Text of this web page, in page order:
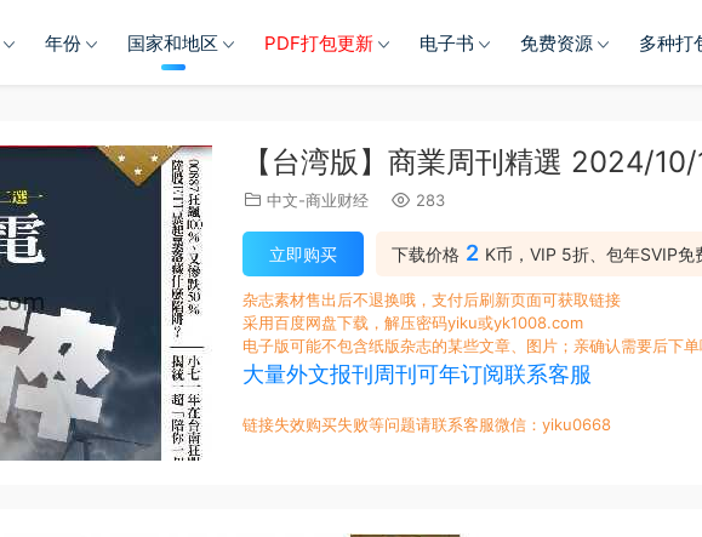
年份 国家和地区 PDF打包更新 电子书 免费资源 多种打
【台湾版】商業周刊精選 2024/
中文-商业财经 283
下载价格 2 K币，VIP 5折、包年SVIP免
立即购买
杂志素材售出后不退换哦，支付后刷新页面可获取链接
采用百度网盘下载，解压密码yiku或yk1008.com
电子版可能不包含纸版杂志的某些文章、图片；亲确认需要后下
大量外文报刊周刊可年订阅联系客服
链接失效购买失败等问题请联系客服微信：yiku0668